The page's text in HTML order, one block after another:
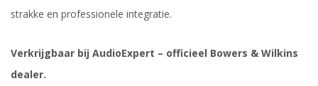
strakke en professionele integratie.
Verkrijgbaar bij AudioExpert – officieel Bowers & Wilkins
dealer.